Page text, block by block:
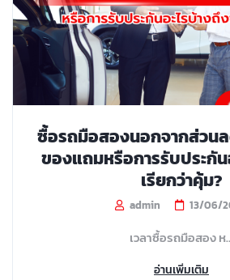
ซื้อรถมือสองนอกจากส่วน
ของแถมหรือการรับประกัน
เรียกว่าคุ้ม?
admin 13/06/
เวลาซื้อรถมือสอง ห
อ่านเพิ่มเติม